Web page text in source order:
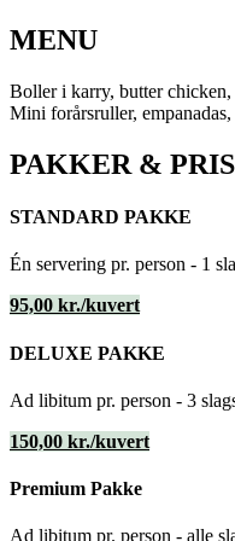
MENU
Boller i karry, butter
Mini forårsruller,
PAKKER & PRIS
STANDARD PAKKE
Én servering pr. person - 1
95,00 kr./kuvert
DELUXE PAKKE
Ad libitum pr. person - 3
150,00 kr./kuvert
Premium Pakke
Ad libitum pr. person - alle